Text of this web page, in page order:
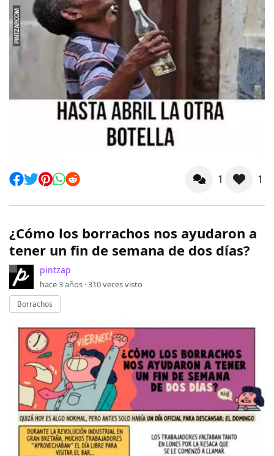
1 1
¿Cómo los borrachos nos ayudaron a
tener un fin de semana de dos días?
pintzap
hace 3 años ·310veces visto
Borrachos